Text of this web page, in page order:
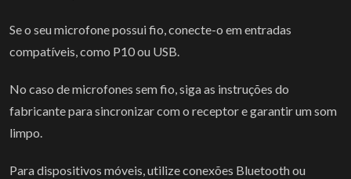
Se o seu microfone possui fio, conecte-o em entradas
compatíveis, como P10 ou USB.
No caso de microfones sem fio, siga as instruções do
fabricante para sincronizar com o receptor e garantir um som
limpo.
Para dispositivos móveis, utilize conexões Bluetooth ou